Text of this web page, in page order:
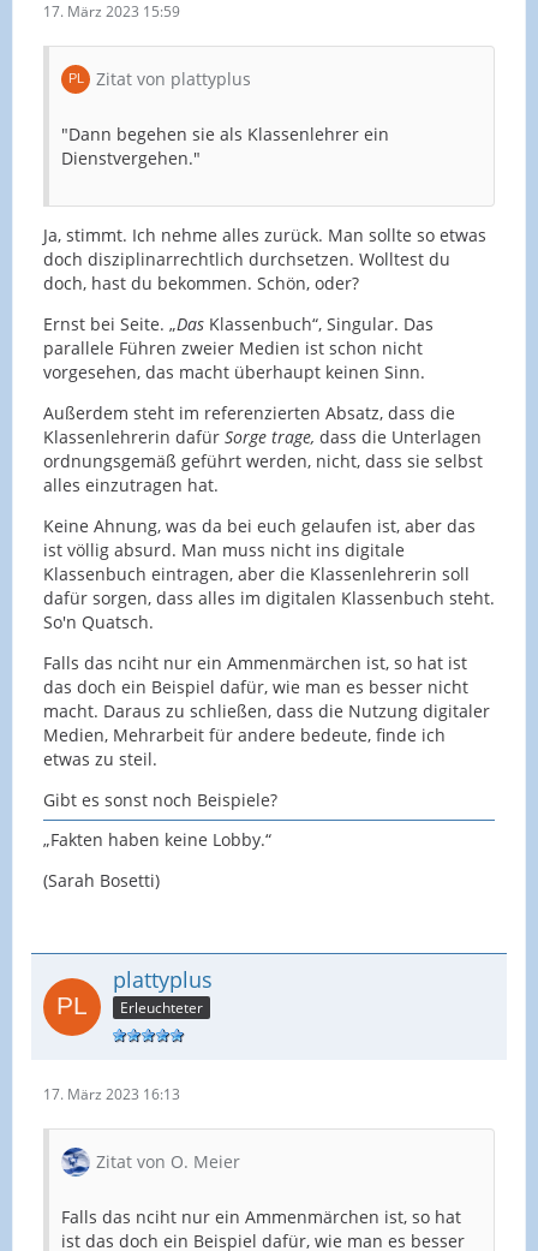
17. März 2023 15:59
Zitat von plattyplus
"Dann begehen sie als Klassenlehrer ein
Dienstvergehen."
Ja, stimmt. Ich nehme alles zurück. Man sollte so etwas
doch disziplinarrechtlich durchsetzen. Wolltest du
doch, hast du bekommen. Schön, oder?
Ernst bei Seite. „Das Klassenbuch“, Singular. Das
parallele Führen zweier Medien ist schon nicht
vorgesehen, das macht überhaupt keinen Sinn.
Außerdem steht im referenzierten Absatz, dass die
Klassenlehrerin dafür Sorge trage, dass die Unterlagen
ordnungsgemäß geführt werden, nicht, dass sie selbst
alles einzutragen hat.
Keine Ahnung, was da bei euch gelaufen ist, aber das
ist völlig absurd. Man muss nicht ins digitale
Klassenbuch eintragen, aber die Klassenlehrerin soll
dafür sorgen, dass alles im digitalen Klassenbuch steht.
So'n Quatsch.
Falls das nciht nur ein Ammenmärchen ist, so hat ist
das doch ein Beispiel dafür, wie man es besser nicht
macht. Daraus zu schließen, dass die Nutzung digitaler
Medien, Mehrarbeit für andere bedeute, finde ich
etwas zu steil.
Gibt es sonst noch Beispiele?
„Fakten haben keine Lobby.“
(Sarah Bosetti)
plattyplus
Erleuchteter
17. März 2023 16:13
Zitat von O. Meier
Falls das nciht nur ein Ammenmärchen ist, so hat
ist das doch ein Beispiel dafür, wie man es besser